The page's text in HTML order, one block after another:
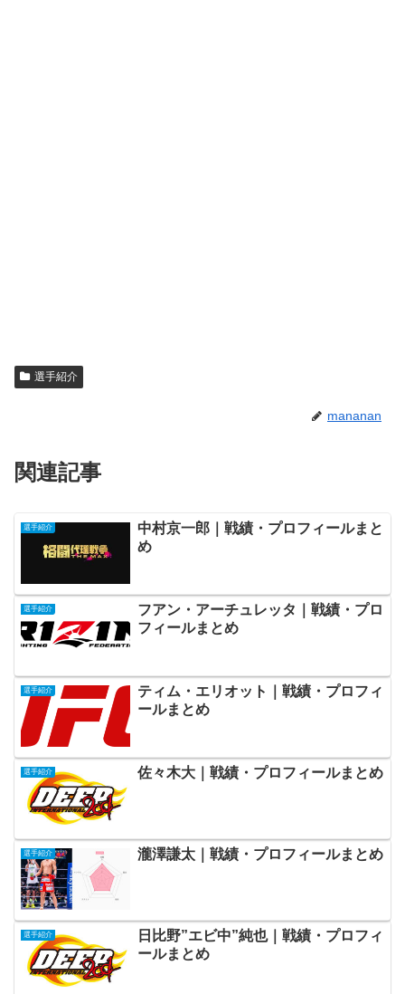
選手紹介
mananan
関連記事
選手紹介
中村京一郎｜戦績・プロフィールまと
め
選手紹介
フアン・アーチュレッタ｜戦績・プロ
フィールまとめ
選手紹介
ティム・エリオット｜戦績・プロフィ
ールまとめ
選手紹介 佐々木大｜戦績・プロフィールまとめ
選手紹介 瀧澤謙太｜戦績・プロフィールまとめ
選手紹介
日比野”エビ中”純也｜戦績・プロフィ
ールまとめ